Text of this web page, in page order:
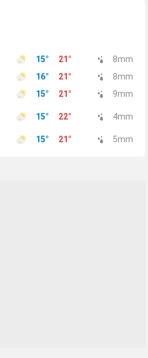
15° 21 ° 8mm
16° 21 ° 8mm
15° 21 ° 9mm
15° 22° 4mm
15° 21 ° 5mm